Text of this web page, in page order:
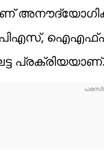
അനൗദ്യോ​ഗിക
ഐഎഫ്എസ്